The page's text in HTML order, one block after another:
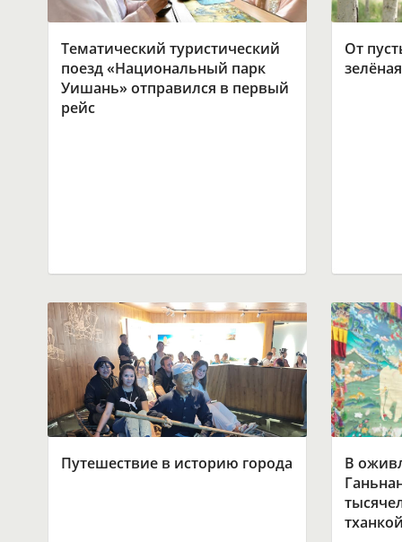
Тематический туристический
поезд «Национальный парк
Уишань» отправился в первый
рейс
От
Путешествие в историю города
В